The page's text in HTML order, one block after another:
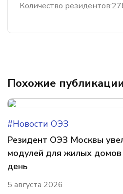
Количество резидентов:
Похожие публикации
#Новости ОЭЗ
Резидент ОЭЗ Москвы
модулей для жилых
день
5 августа 2026